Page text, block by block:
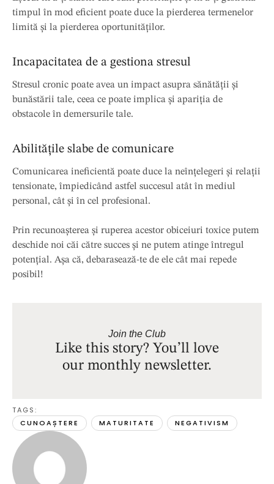
timpul în mod eficient poate duce la pierderea termenelor
limită și la pierderea oportunităților.
Incapacitatea de a gestiona stresul
Stresul cronic poate avea un impact asupra sănătății și
bunăstării tale, ceea ce poate implica și apariția de
obstacole în demersurile tale.
Abilitățile slabe de comunicare
Comunicarea ineficientă poate duce la neînțelegeri și relații
tensionate, împiedicând astfel succesul atât în ​​mediul
personal, cât și în cel profesional.
Prin recunoașterea și ruperea acestor obiceiuri toxice putem
deschide noi căi către succes și ne putem atinge întregul
potențial. Așa că, debarasează-te de ele cât mai repede
posibil!
Join the Club
Like this story? You’ll love
our monthly newsletter.
TAGS:
CUNOAȘTERE
MATURITATE NEGATIVISM